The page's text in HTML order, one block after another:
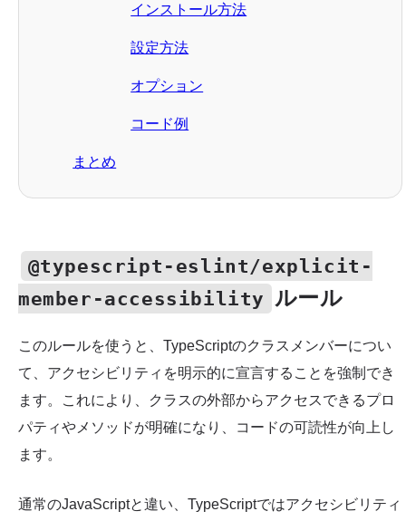
インストール方法
設定方法
オプション
コード例
まとめ
@typescript-eslint/explicit-
member-accessibility ルール
このルールを使うと、TypeScriptのクラスメンバーについ
て、アクセシビリティを明示的に宣言することを強制でき
ます。これにより、クラスの外部からアクセスできるプロ
パティやメソッドが明確になり、コードの可読性が向上し
ます。
通常のJavaScriptと違い、TypeScriptではアクセシビリティ